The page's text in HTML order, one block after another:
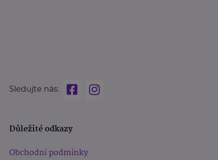
Sledujte nás:
Důležité odkazy
Obchodní podmínky